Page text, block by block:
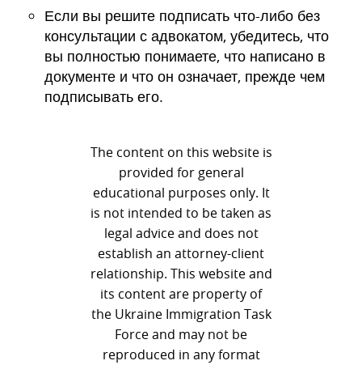
Если вы решите подписать что-либо без
консультации с адвокатом, убедитесь, что
вы полностью понимаете, что написано в
документе и что он означает, прежде чем
подписывать его.
The content on this website is
provided for general
educational purposes only. It
is not intended to be taken as
legal advice and does not
establish an attorney-client
relationship. This website and
its content are property of
the Ukraine Immigration Task
Force and may not be
reproduced in any format